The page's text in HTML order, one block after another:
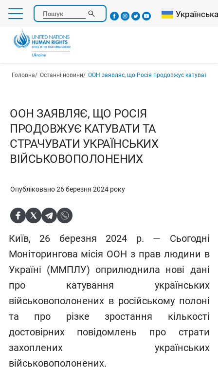
Перейти
основного
Пошук Select your
Українська
Рядок навіґації
Головна Останні новини ООН заявляє, що Росія продовжує катувати та страчувати
ООН ЗАЯВЛЯЄ, ЩО РОСІЯ
ПРОДОВЖУЄ КАТУВАТИ ТА
СТРАЧУВАТИ УКРАЇНСЬКИХ
ВІЙСЬКОВОПОЛОНЕНИХ
Опубліковано 26 березня 2024 року
Київ, 26 березня 2024 р. — Сьогодні
Моніторингова місія ООН з прав людини в
Україні (ММПЛУ) оприлюднила нові дані
про катування українських
військовополонених в російському полоні
та про різке зростання кількості
достовірних повідомлень про страти
захоплених українських
військовополонених.